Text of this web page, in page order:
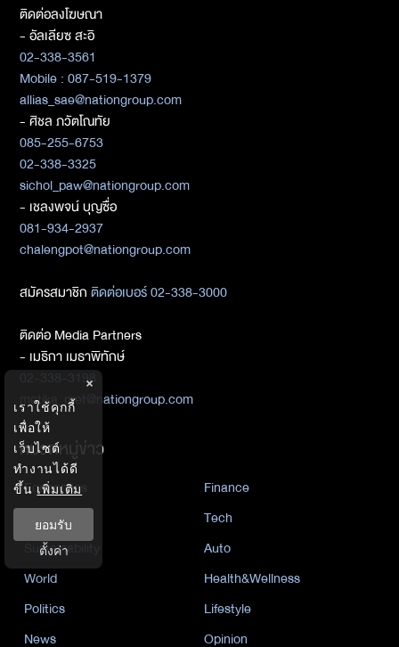
ติดต่อลงโฆษณา
- อัลเลียซ สะอิ
02-338-3561
Mobile : 087-519-1379
allias_sae@nationgroup.com
- ศิชล ภวัตโณทัย
085-255-6753
02-338-3325
sichol_paw@nationgroup.com
- เชลงพจน์ บุญซื่อ
081-934-2937
chalengpot@nationgroup.com
สมัครสมาชิกติดต่อเบอร์ 02-338-3000
ติดต่อ Media Partners
- เมธิกา เมธาพิทักษ์
02-338-3198
metika_met@nationgroup.com
หมวดหมู่ข่าว
Economics
Finance
Business
Tech
Sustainability
Auto
World
Health&Wellness
Politics
Lifestyle
News
Opinion
×
เราใช้คุกกี้
เพื่อให้
เว็บไซต์
ทำงานได้ดี
ขึ้น เพิ่มเติม
ยอมรับ
ตั้งค่า